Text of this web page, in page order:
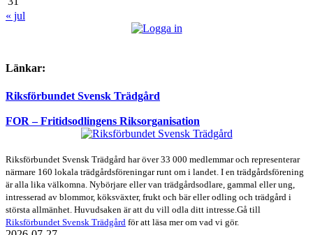
« jul
Länkar:
Riksförbundet Svensk Trädgård
FOR – Fritidsodlingens Riksorganisation
Riksförbundet Svensk Trädgård har över 33 000 medlemmar och representerar
närmare 160 lokala trädgårdsföreningar runt om i landet. I en trädgårdsförening
är alla lika välkomna. Nybörjare eller van trädgårdsodlare, gammal eller ung,
intresserad av blommor, köksväxter, frukt och bär eller odling och trädgård i
största allmänhet. Huvudsaken är att du vill odla ditt intresse.Gå till
Riksförbundet Svensk Trädgård för att läsa mer om vad vi gör.